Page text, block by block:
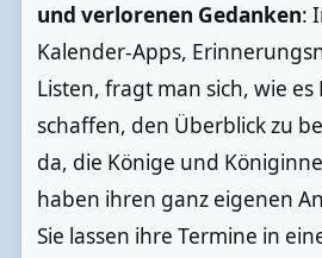
und verlorenen Gedanken:
Kalender-Apps,
Listen, fragt man sich, wie
schaffen, den Überblick zu
da, die Könige und
haben ihren ganz eigenen
Sie lassen ihre Termine in